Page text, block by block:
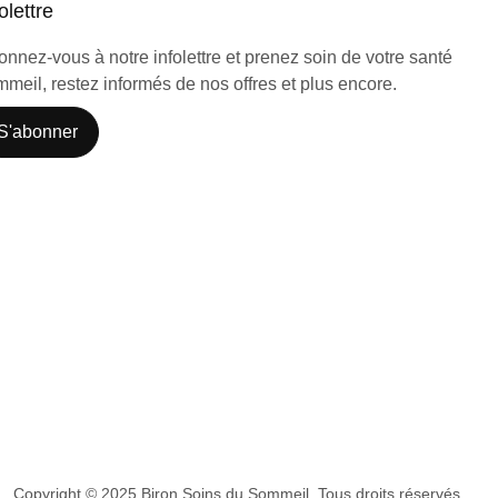
vous à notre infolettre et prenez soin de votre santé
restez informés de nos offres et plus encore.
Copyright © 2025 Biron Soins du Sommeil. Tous droits réservés.